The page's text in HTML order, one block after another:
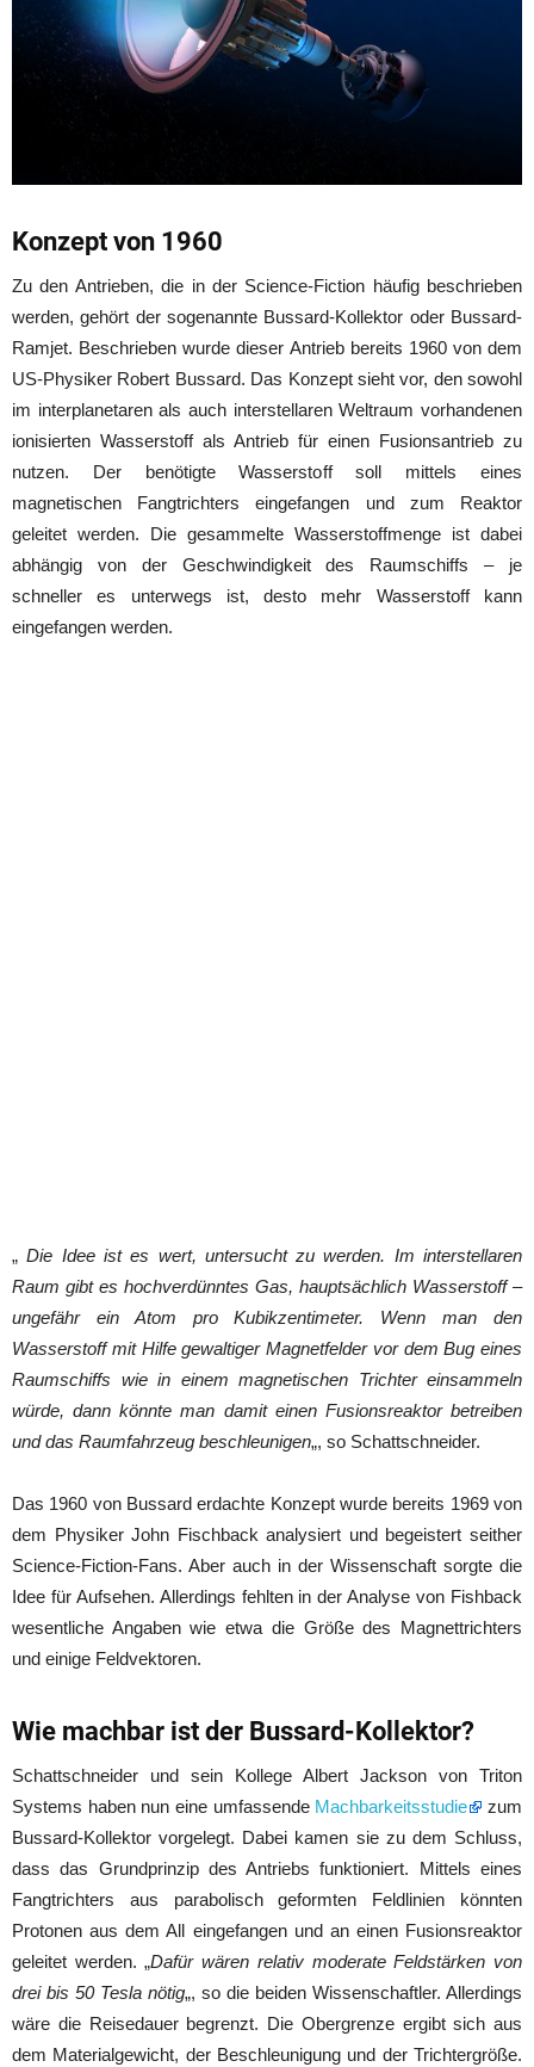
Konzept von 1960
Zu den Antrieben, die in der Science-Fiction häufig beschrieben
werden, gehört der sogenannte Bussard-Kollektor oder Bussard-
Ramjet. Beschrieben wurde dieser Antrieb bereits 1960 von dem
US-Physiker Robert Bussard. Das Konzept sieht vor, den sowohl
im interplanetaren als auch interstellaren Weltraum vorhandenen
ionisierten Wasserstoff als Antrieb für einen Fusionsantrieb zu
nutzen. Der benötigte Wasserstoff soll mittels eines
magnetischen Fangtrichters eingefangen und zum Reaktor
geleitet werden. Die gesammelte Wasserstoffmenge ist dabei
abhängig von der Geschwindigkeit des Raumschiffs – je
schneller es unterwegs ist, desto mehr Wasserstoff kann
eingefangen werden.
„ Die Idee ist es wert, untersucht zu werden. Im interstellaren
Raum gibt es hochverdünntes Gas, hauptsächlich Wasserstoff –
ungefähr ein Atom pro Kubikzentimeter. Wenn man den
Wasserstoff mit Hilfe gewaltiger Magnetfelder vor dem Bug eines
Raumschiffs wie in einem magnetischen Trichter einsammeln
würde, dann könnte man damit einen Fusionsreaktor betreiben
und das Raumfahrzeug beschleunigen„, so Schattschneider.
Das 1960 von Bussard erdachte Konzept wurde bereits 1969 von
dem Physiker John Fischback analysiert und begeistert seither
Science-Fiction-Fans. Aber auch in der Wissenschaft sorgte die
Idee für Aufsehen. Allerdings fehlten in der Analyse von Fishback
wesentliche Angaben wie etwa die Größe des Magnettrichters
und einige Feldvektoren.
Wie machbar ist der Bussard-Kollektor?
Schattschneider und sein Kollege Albert Jackson von Triton
Systems haben nun eine umfassende Machbarkeitsstudie
zum
Bussard-Kollektor vorgelegt. Dabei kamen sie zu dem Schluss,
dass das Grundprinzip des Antriebs funktioniert. Mittels eines
Fangtrichters aus parabolisch geformten Feldlinien könnten
Protonen aus dem All eingefangen und an einen Fusionsreaktor
geleitet werden. „Dafür wären relativ moderate Feldstärken von
drei bis 50 Tesla nötig„, so die beiden Wissenschaftler. Allerdings
wäre die Reisedauer begrenzt. Die Obergrenze ergibt sich aus
dem Materialgewicht, der Beschleunigung und der Trichtergröße.